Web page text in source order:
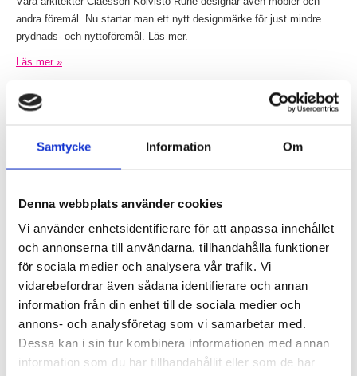
Samtycke Information Om
Denna webbplats använder cookies
Vi använder enhetsidentifierare för att anpassa innehållet
och annonserna till användarna, tillhandahålla funktioner
för sociala medier och analysera vår trafik. Vi
vidarebefordrar även sådana identifierare och annan
information från din enhet till de sociala medier och
annons- och analysföretag som vi samarbetar med.
Dessa kan i sin tur kombinera informationen med annan
information som du har tillhandahållit eller som de har
andra föremål. Nu startar man ett nytt designmärke för just mindre
prydnads- och nyttoföremål. Läs mer.
Läs mer »
Prisad tapetdesign av Claesson Koivisto Rune
Engblad & Co, från Eco Wallpaper, har vunnit en utmärkelse i 2015
års upplaga av Wallpaper* Design Award för tapeten Blur, med design
av Claesson...